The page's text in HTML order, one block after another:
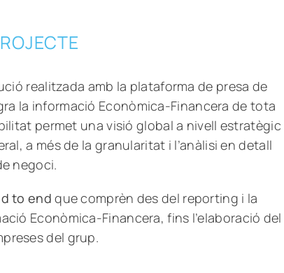
realitzada amb la plataforma de presa de
la informació Econòmica-Financera de tota
permet una visió global a nivell estratègic
a més de la granularitat i l’anàlisi en detall
negoci.
to end que comprèn des del reporting i la
Econòmica-Financera, fins l’elaboració del
del grup.